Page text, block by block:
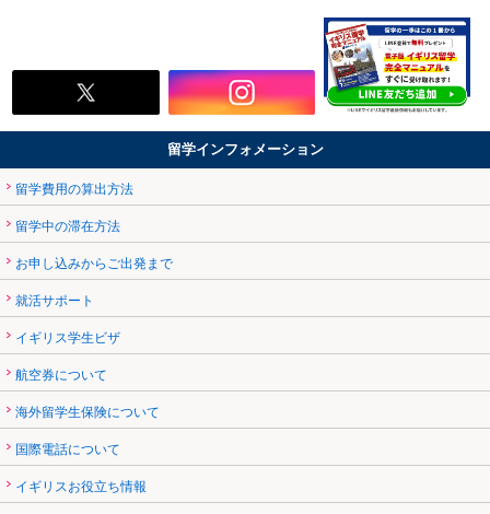
留学インフォメーション
留学費用の算出方法
留学中の滞在方法
お申し込みからご出発まで
就活サポート
イギリス学生ビザ
航空券について
海外留学生保険について
国際電話について
イギリスお役立ち情報